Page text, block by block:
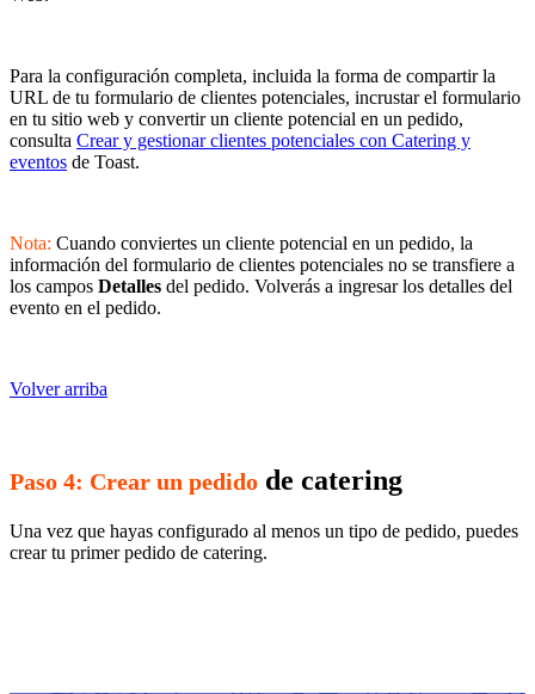
Para la configuración completa, incluida la forma de compartir la
URL de tu formulario de clientes potenciales, incrustar el formulario
en tu sitio web y convertir un cliente potencial en un pedido,
consulta Crear y gestionar clientes potenciales con Catering y
eventos de Toast.
Nota: Cuando conviertes un cliente potencial en un pedido, la
información del formulario de clientes potenciales no se transfiere a
los campos Detalles del pedido. Volverás a ingresar los detalles del
evento en el pedido.
Volver arriba
Paso 4: Crear un pedido de catering
Una vez que hayas configurado al menos un tipo de pedido, puedes
crear tu primer pedido de catering.